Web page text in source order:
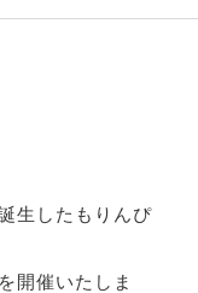
生したもりんぴ
開催いたしま